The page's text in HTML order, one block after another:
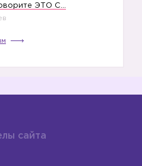
Никогда не говорите ЭТО СВОЕМУ РЕБЕНКУ
сайта